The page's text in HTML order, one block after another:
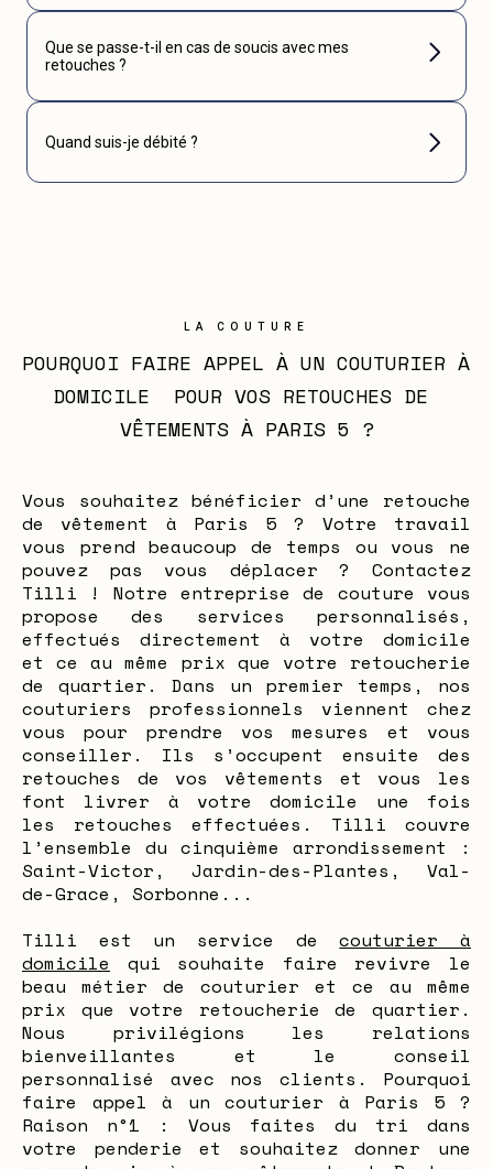
Que se passe-t-il en cas de soucis avec mes
retouches ?
Quand suis-je débité ?
LA COUTURE
POURQUOI FAIRE APPEL À UN COUTURIER À
DOMICILE  POUR VOS RETOUCHES DE
VÊTEMENTS À PARIS 5 ?
Vous souhaitez bénéficier d’une retouche
de vêtement à Paris 5 ? Votre travail
vous prend beaucoup de temps ou vous ne
pouvez pas vous déplacer ? Contactez
Tilli ! Notre entreprise de couture vous
propose des services personnalisés,
effectués directement à votre domicile
et ce au même prix que votre retoucherie
de quartier. Dans un premier temps, nos
couturiers professionnels viennent chez
vous pour prendre vos mesures et vous
conseiller. Ils s’occupent ensuite des
retouches de vos vêtements et vous les
font livrer à votre domicile une fois
les retouches effectuées. Tilli couvre
l’ensemble du cinquième arrondissement :
Saint-Victor, Jardin-des-Plantes, Val-
de-Grace, Sorbonne...
Tilli est un service decouturier à
domicile qui souhaite faire revivre le
beau métier de couturier et ce au même
prix que votre retoucherie de quartier.
Nous privilégions les relations
bienveillantes et le conseil
personnalisé avec nos clients. Pourquoi
faire appel à un couturier à Paris 5 ?
Raison n°1 : Vous faites du tri dans
votre penderie et souhaitez donner une